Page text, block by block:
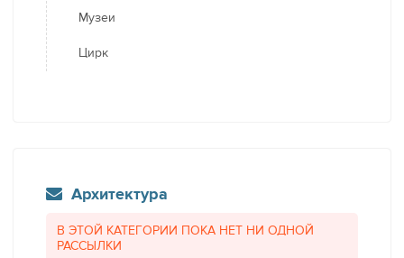
Музеи
Цирк
Архитектура
В ЭТОЙ КАТЕГОРИИ ПОКА НЕТ НИ ОДНОЙ
РАССЫЛКИ